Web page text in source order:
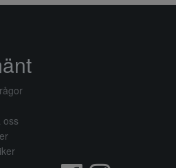
oss